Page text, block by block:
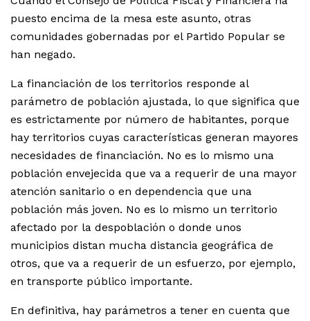
puesto encima de la mesa este asunto, otras
comunidades gobernadas por el Partido Popular se
han negado.
La financiación de los territorios responde al
parámetro de población ajustada, lo que significa que
es estrictamente por número de habitantes, porque
hay territorios cuyas características generan mayores
necesidades de financiación. No es lo mismo una
población envejecida que va a requerir de una mayor
atención sanitario o en dependencia que una
población más joven. No es lo mismo un territorio
afectado por la despoblación o donde unos
municipios distan mucha distancia geográfica de
otros, que va a requerir de un esfuerzo, por ejemplo,
en transporte público importante.
En definitiva, hay parámetros a tener en cuenta que